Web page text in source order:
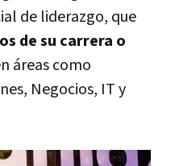
de liderazgo, que
de su carrera o
áreas como
Negocios, IT y